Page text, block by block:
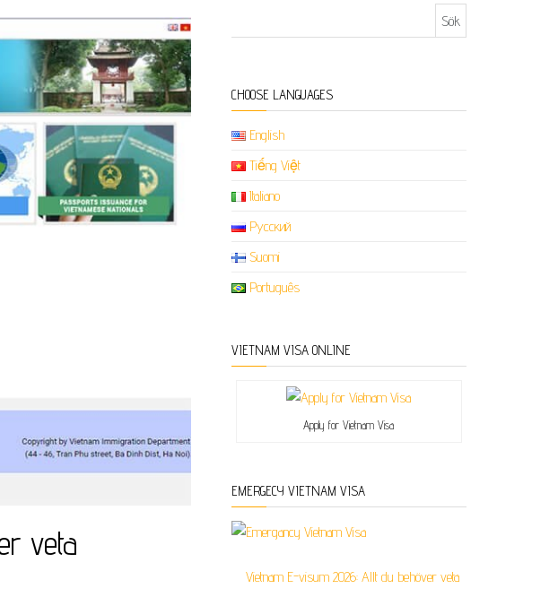
veta
CHOOSE LANGUAGES
English
Tiếng Việt
Italiano
Русский
Suomi
Português
VIETNAM VISA ONLINE
Apply for Vietnam Visa
EMERGECY VIETNAM VISA
Vietnam E-visum 2026: Allt du behöver veta